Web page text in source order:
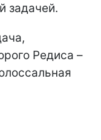
задачей.
Редиса –